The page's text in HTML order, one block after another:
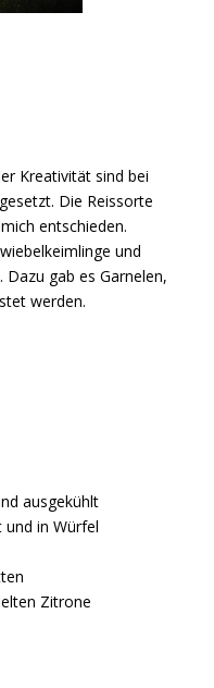
Kreativität sind bei
Die Reissorte
entschieden.
und
gab es Garnelen,
werden.
ausgekühlt
in Würfel
Zitrone